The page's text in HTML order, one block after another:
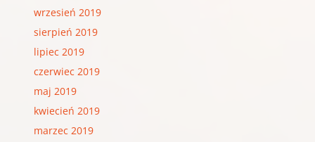
wrzesień 2019
sierpień 2019
lipiec 2019
czerwiec 2019
maj 2019
kwiecień 2019
marzec 2019